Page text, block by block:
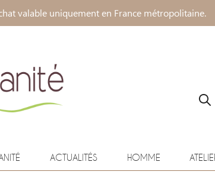
valable uniquement en France métropolitaine.
ACTUALITÉS HOMME